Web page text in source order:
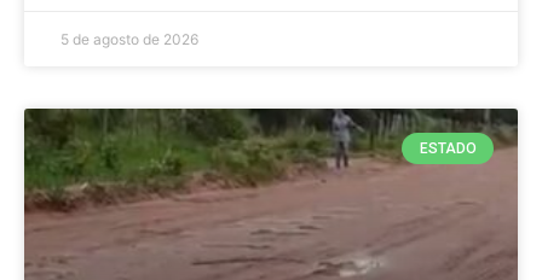
5 de agosto de 2026
ESTADO